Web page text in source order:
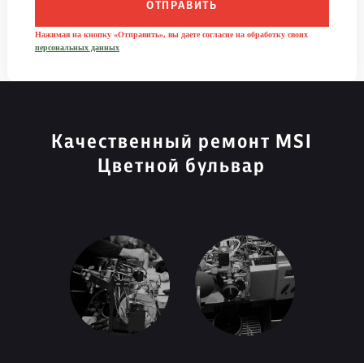
ОТПРАВИТЬ
Нажимая на кнопку «Отправить», вы даете согласие на обработку своих
персональных данных
Качественный ремонт MSI
Цветной бульвар